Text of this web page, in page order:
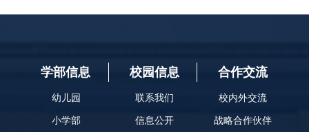
学部信息
幼儿园
小学部
校园信息
联系我们
信息公开
合作交流
校内外交流
战略合作伙伴